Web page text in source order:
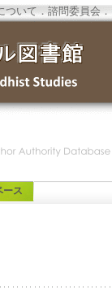
ついて ．諮問委員会 ．
ース